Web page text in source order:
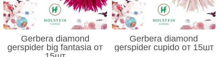
Gerbera diamond
gerspider big fantasia от
Gerbera diamond
gerspider cupido от 15шт